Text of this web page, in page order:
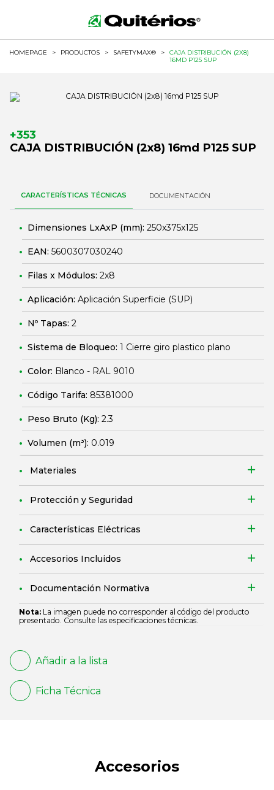
HOMEPAGE > PRODUCTOS > SAFETYMAX® >
CAJA DISTRIBUCIÓN (2X8)
16MD P125 SUP
+353
CAJA DISTRIBUCIÓN (2x8) 16md P125 SUP
CARACTERÍSTICAS TÉCNICAS DOCUMENTACIÓN
Dimensiones LxAxP (mm): 250x375x125
EAN: 5600307030240
Filas x Módulos: 2x8
Aplicación: Aplicación Superficie (SUP)
Nº Tapas: 2
Sistema de Bloqueo: 1 Cierre giro plastico plano
Color: Blanco - RAL 9010
Código Tarifa: 85381000
Peso Bruto (Kg): 2.3
Volumen (m³): 0.019
Materiales
Protección y Seguridad
Características Eléctricas
Accesorios Incluidos
Documentación Normativa
Nota: La imagen puede no corresponder al código del producto
presentado. Consulte las especificaciones técnicas.
Añadir a la lista
Ficha Técnica
Accesorios